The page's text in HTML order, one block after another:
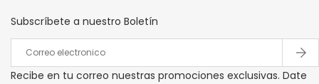
Subscríbete a nuestro Boletín
Recibe en tu correo nuestras promociones exclusivas. Date